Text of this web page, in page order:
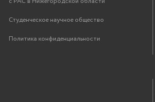
Студенческое научное общество
Политика конфиденциальности